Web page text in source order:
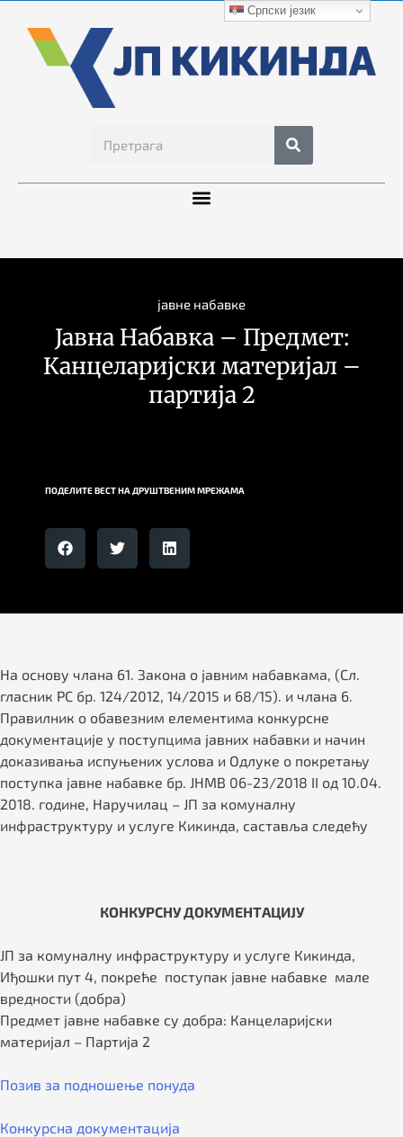
јавне набавке
Јавна Набавка – Предмет:
Канцеларијски материјал –
партија 2
ПОДЕЛИТЕ ВЕСТ НА ДРУШТВЕНИМ МРЕЖАМА
На основу члана 61. Закона о јавним набавкама, (Сл.
гласник РС бр. 124/2012, 14/2015 и 68/15). и члана 6.
Правилник о обавезним елементима конкурсне
документације у поступцима јавних набавки и начин
доказивања испуњених услова и Одлуке о покретању
поступка јавне набавке бр. ЈНМВ 06-23/2018 II од 10.04.
2018. године, Наручилац – ЈП за комуналну
инфраструктуру и услуге Кикинда, саставља следећу
КОНКУРСНУ ДОКУМЕНТАЦИЈУ
ЈП за комуналну инфраструктуру и услуге Кикинда,
Иђошки пут 4, покреће поступак јавне набавке мале
вредности (добра)
Предмет јавне набавке су добра: Канцеларијски
материјал – Партија 2
Позив за подношење понуда
Конкурсна документација
Српски језик